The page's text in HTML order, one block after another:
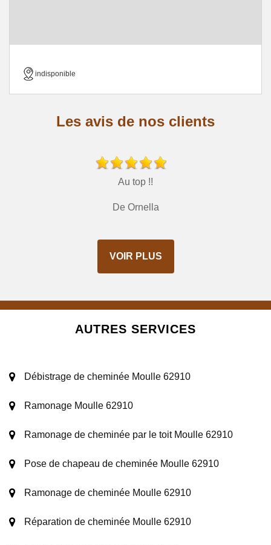
indisponible
Les avis de nos clients
Au top !!
De Ornella
VOIR PLUS
AUTRES SERVICES
Débistrage de cheminée Moulle 62910
Ramonage Moulle 62910
Ramonage de cheminée par le toit Moulle 62910
Pose de chapeau de cheminée Moulle 62910
Ramonage de cheminée Moulle 62910
Réparation de cheminée Moulle 62910